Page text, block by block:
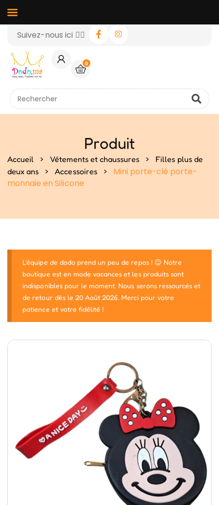
Suivez-nous ici 👉🏻
0
Produit
Accueil > Vétements et chaussures >
Filles plus de
deux ans
> Accessoires >
Mini porte-clé porte-
monnaie en Silicone
L'équipe de dodo prend un peu de repos ! 😉 Notre
boutique est en mode vacances et les produits sont
indisponibles pour le moment. Nous serons ressourcés et
de retour dès le 20 Août 2026. Merci pour votre
patience et votre fidélité !